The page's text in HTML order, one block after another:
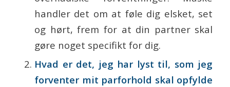
handler det om at føle dig elsket, set
og hørt, frem for at din partner skal
gøre noget specifikt for dig.
Hvad er det, jeg har lyst til, som jeg
forventer mit parforhold skal opfylde